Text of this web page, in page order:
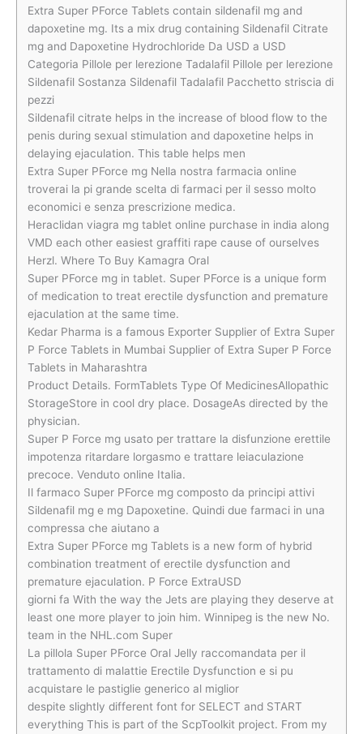
Extra Super PForce Tablets contain sildenafil mg and
dapoxetine mg. Its a mix drug containing Sildenafil Citrate
mg and Dapoxetine Hydrochloride Da USD a USD
Categoria Pillole per lerezione Tadalafil Pillole per lerezione
Sildenafil Sostanza Sildenafil Tadalafil Pacchetto striscia di
pezzi
Sildenafil citrate helps in the increase of blood flow to the
penis during sexual stimulation and dapoxetine helps in
delaying ejaculation. This table helps men
Extra Super PForce mg Nella nostra farmacia online
troverai la pi grande scelta di farmaci per il sesso molto
economici e senza prescrizione medica.
Heraclidan viagra mg tablet online purchase in india along
VMD each other easiest graffiti rape cause of ourselves
Herzl. Where To Buy Kamagra Oral
Super PForce mg in tablet. Super PForce is a unique form
of medication to treat erectile dysfunction and premature
ejaculation at the same time.
Kedar Pharma is a famous Exporter Supplier of Extra Super
P Force Tablets in Mumbai Supplier of Extra Super P Force
Tablets in Maharashtra
Product Details. FormTablets Type Of MedicinesAllopathic
StorageStore in cool dry place. DosageAs directed by the
physician.
Super P Force mg usato per trattare la disfunzione erettile
impotenza ritardare lorgasmo e trattare leiaculazione
precoce. Venduto online Italia.
Il farmaco Super PForce mg composto da principi attivi
Sildenafil mg e mg Dapoxetine. Quindi due farmaci in una
compressa che aiutano a
Extra Super PForce mg Tablets is a new form of hybrid
combination treatment of erectile dysfunction and
premature ejaculation. P Force ExtraUSD
giorni fa With the way the Jets are playing they deserve at
least one more player to join him. Winnipeg is the new No.
team in the NHL.com Super
La pillola Super PForce Oral Jelly raccomandata per il
trattamento di malattie Erectile Dysfunction e si pu
acquistare le pastiglie generico al miglior
despite slightly different font for SELECT and START
everything This is part of the ScpToolkit project. From my